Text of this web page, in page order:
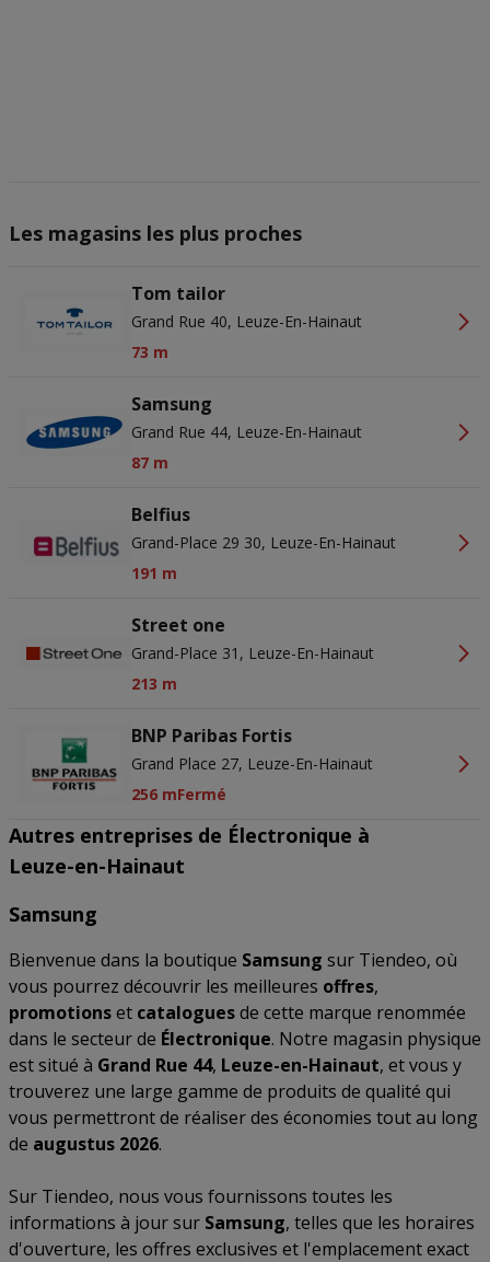
Les magasins les plus proches
Tom tailor
Grand Rue 40, Leuze-En-Hainaut
73 m
Samsung
Grand Rue 44, Leuze-En-Hainaut
87 m
Belfius
Grand-Place 29 30, Leuze-En-Hainaut
191 m
Street one
Grand-Place 31, Leuze-En-Hainaut
213 m
BNP Paribas Fortis
Grand Place 27, Leuze-En-Hainaut
256 mFermé
Autres entreprises de Électronique à
Leuze-en-Hainaut
Samsung
Bienvenue dans la boutique Samsung sur Tiendeo, où
vous pourrez découvrir les meilleures offres,
promotionset cataloguesde cette marque renommée
dans le secteur de Électronique. Notre magasin physique
est situé à Grand Rue 44, Leuze-en-Hainaut, et vous y
trouverez une large gamme de produits de qualité qui
vous permettront de réaliser des économies tout au long
de augustus 2026.
Sur Tiendeo, nous vous fournissons toutes les
informations à jour sur Samsung, telles que les horaires
d'ouverture, les offres exclusives et l'emplacement exact